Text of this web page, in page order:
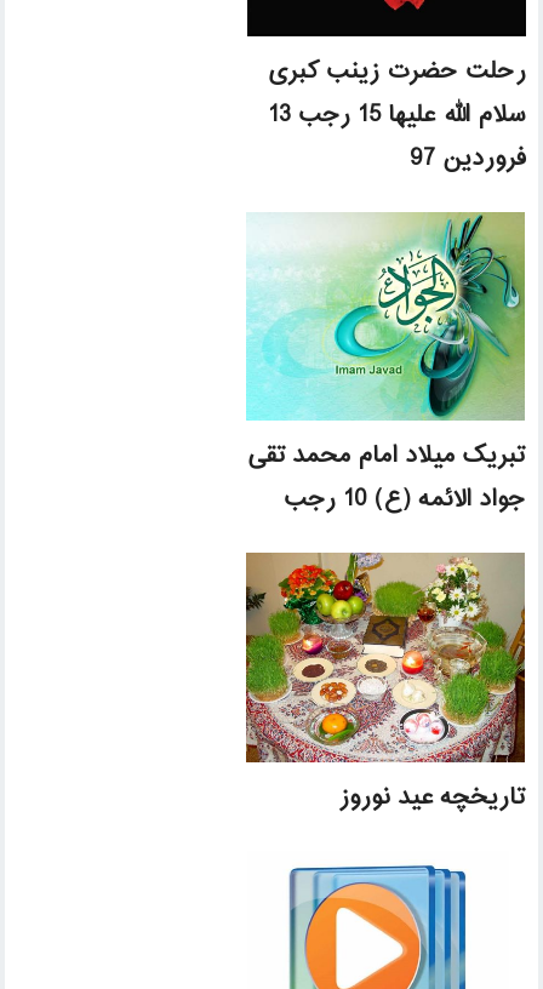
رحلت حضرت زینب کبری
سلام الله علیها 15 رجب 13
فروردین 97
تبریک میلاد امام محمد تقی
جواد الائمه (ع) 10 رجب
تاریخچه عید نوروز